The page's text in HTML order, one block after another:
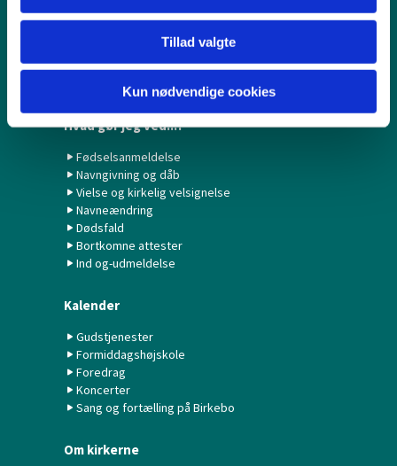
Tillad valgte
Kun nødvendige cookies
Børn & Unge
Konfirmation/Konfirmander
Minikonfirmander
Hvad gør jeg ved...?
Fødselsanmeldelse
Navngivning og dåb
Vielse og kirkelig velsignelse
Navneændring
Dødsfald
Bortkomne attester
Ind og-udmeldelse
Kalender
Gudstjenester
Formiddagshøjskole
Foredrag
Koncerter
Sang og fortælling på Birkebo
Om kirkerne